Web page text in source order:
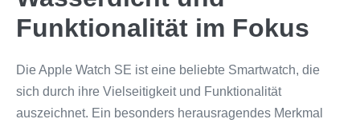
Funktionalität im Fokus
Die Apple Watch SE ist eine beliebte Smartwatch, die
sich durch ihre Vielseitigkeit und Funktionalität
auszeichnet. Ein besonders herausragendes Merkmal